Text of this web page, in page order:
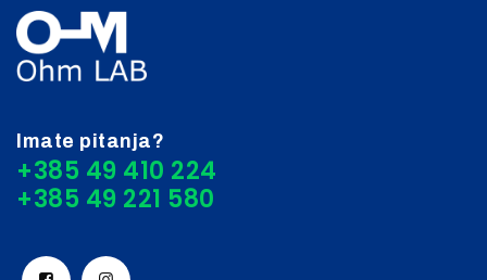
Imate pitanja?
+385 49 410 224